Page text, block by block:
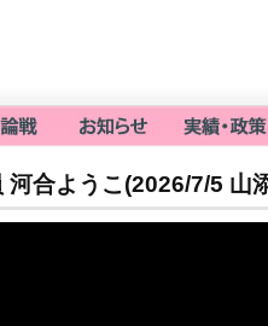
河合ようこ(2026/7/5 山